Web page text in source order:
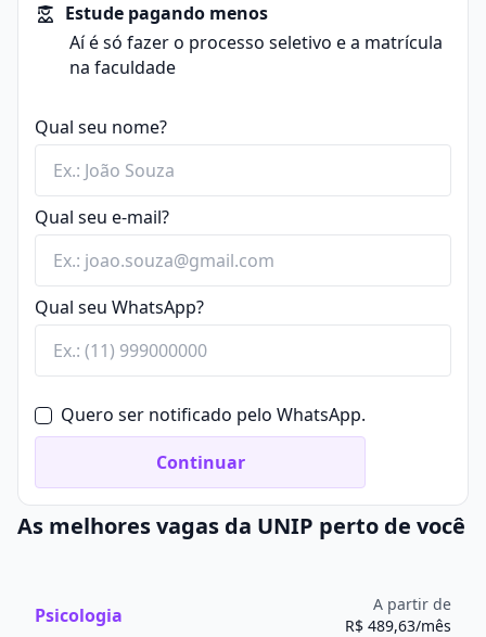
indústrias farmacêuticas e empresas de diagnóstico
por imagem.
Estude pagando menos
Aí é só fazer o processo seletivo e a matrícula
na faculdade
Qual seu nome?
Qual seu e-mail?
Qual seu WhatsApp?
Quero ser notificado pelo WhatsApp.
Continuar
As melhores vagas da UNIP perto de você
Psicologia
A partir de
R$ 489,63/mês